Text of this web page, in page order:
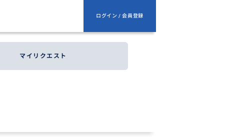
ログイン / 会員登録
マイリクエスト